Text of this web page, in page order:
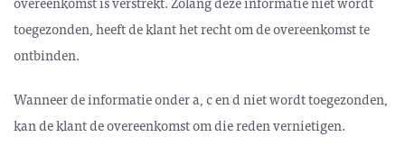
toegezonden, heeft de klant het recht om de overeenkomst te
ontbinden.
Wanneer de informatie onder a, c en d niet wordt toegezonden,
kan de klant de over­een­komst om die reden vernietigen.